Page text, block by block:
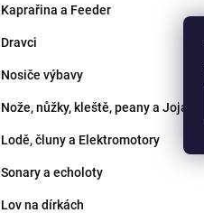
Kaprařina a Feeder
Dravci
Nosiče výbavy
Nože, nůžky, kleště, peany a Joja
Lodě, čluny a Elektromotory
Sonary a echoloty
Lov na dírkách